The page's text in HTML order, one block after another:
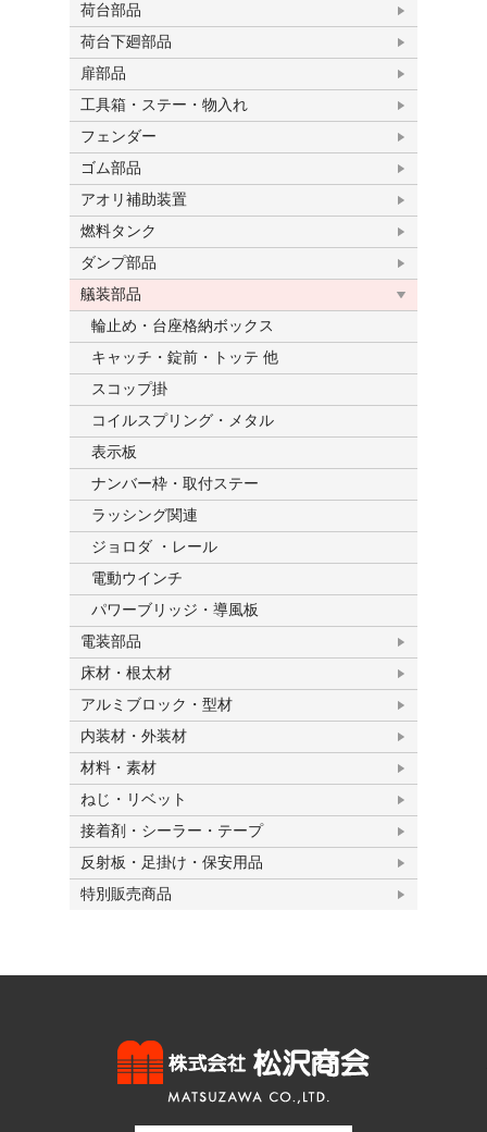
荷台部品
荷台下廻部品
扉部品
工具箱・ステー・物入れ
フェンダー
ゴム部品
アオリ補助装置
燃料タンク
ダンプ部品
艤装部品
輪止め・台座格納ボックス
キャッチ・錠前・トッテ 他
スコップ掛
コイルスプリング・メタル
表示板
ナンバー枠・取付ステー
ラッシング関連
ジョロダ ・レール
電動ウインチ
パワーブリッジ・導風板
電装部品
床材・根太材
アルミブロック・型材
内装材・外装材
材料・素材
ねじ・リベット
接着剤・シーラー・テープ
反射板・足掛け・保安用品
特別販売商品